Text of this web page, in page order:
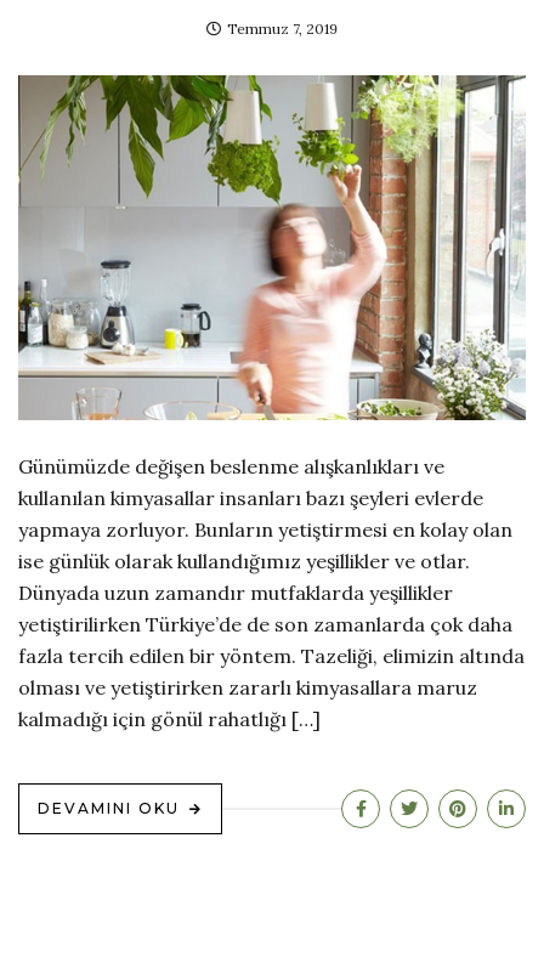
Temmuz 7, 2019
Günümüzde değişen beslenme alışkanlıkları ve
kullanılan kimyasallar insanları bazı şeyleri evlerde
yapmaya zorluyor. Bunların yetiştirmesi en kolay olan
ise günlük olarak kullandığımız yeşillikler ve otlar.
Dünyada uzun zamandır mutfaklarda yeşillikler
yetiştirilirken Türkiye’de de son zamanlarda çok daha
fazla tercih edilen bir yöntem. Tazeliği, elimizin altında
olması ve yetiştirirken zararlı kimyasallara maruz
kalmadığı için gönül rahatlığı […]
DEVAMINI OKU